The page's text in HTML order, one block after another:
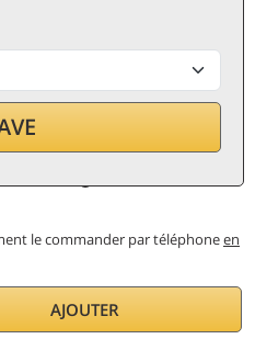
€
le commander par téléphoneen
AJOUTER